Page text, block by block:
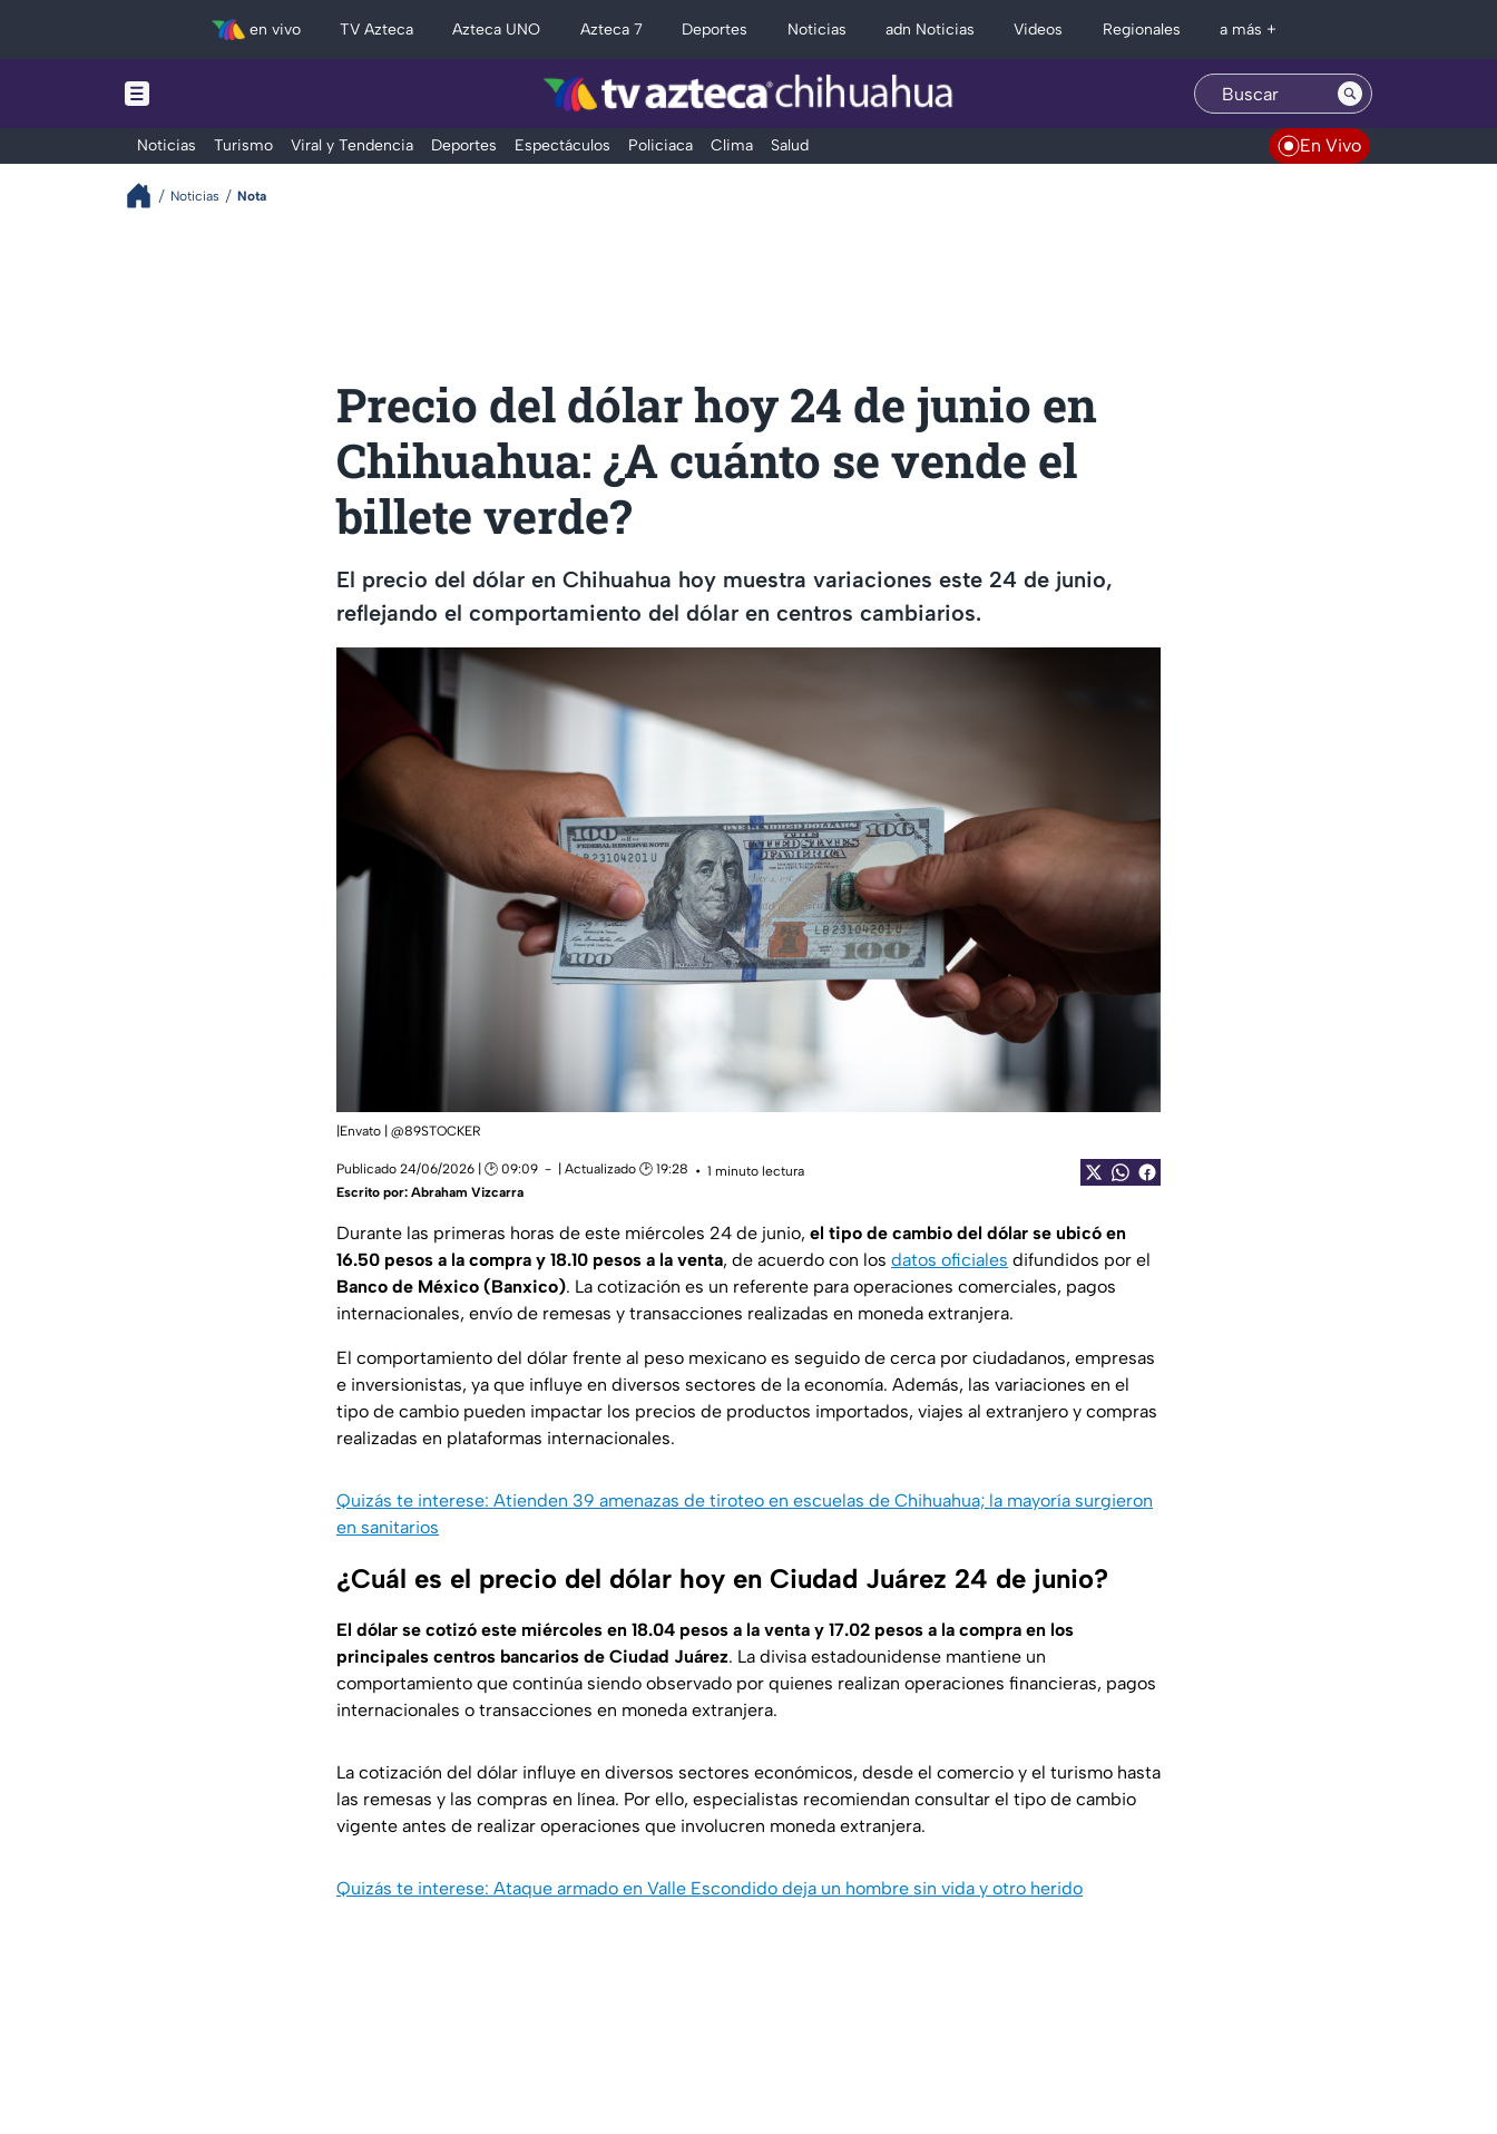
en vivo TV Azteca Azteca UNO Azteca 7 Deportes Noticias adn Noticias Videos Regionales a más +
Noticias Turismo Viral y Tendencia Deportes Espectáculos Policiaca Clima Salud En Vivo
Noticias Nota
Precio del dólar hoy 24 de junio en
Chihuahua: ¿A cuánto se vende el
billete verde?
El precio del dólar en Chihuahua hoy muestra variaciones este 24 de junio,
reflejando el comportamiento del dólar en centros cambiarios.
|Envato | @89STOCKER
Publicado 24/06/2026 | 🕑 09:09 | Actualizado 🕑 19:28
1 minuto lectura
Escrito por: Abraham Vizcarra
Durante las primeras horas de este miércoles 24 de junio, el tipo de cambio del dólar se ubicó en
16.50 pesos a la compra y 18.10 pesos a la venta, de acuerdo con los datos oficiales difundidos por el
Banco de México (Banxico). La cotización es un referente para operaciones comerciales, pagos
internacionales, envío de remesas y transacciones realizadas en moneda extranjera.
El comportamiento del dólar frente al peso mexicano es seguido de cerca por ciudadanos, empresas
e inversionistas, ya que influye en diversos sectores de la economía. Además, las variaciones en el
tipo de cambio pueden impactar los precios de productos importados, viajes al extranjero y compras
realizadas en plataformas internacionales.
Quizás te interese: Atienden 39 amenazas de tiroteo en escuelas de Chihuahua; la mayoría surgieron
en sanitarios
¿Cuál es el precio del dólar hoy en Ciudad Juárez 24 de junio?
El dólar se cotizó este miércoles en 18.04 pesos a la venta y 17.02 pesos a la compra en los
principales centros bancarios de Ciudad Juárez. La divisa estadounidense mantiene un
comportamiento que continúa siendo observado por quienes realizan operaciones financieras, pagos
internacionales o transacciones en moneda extranjera.
La cotización del dólar influye en diversos sectores económicos, desde el comercio y el turismo hasta
las remesas y las compras en línea. Por ello, especialistas recomiendan consultar el tipo de cambio
vigente antes de realizar operaciones que involucren moneda extranjera.
Quizás te interese: Ataque armado en Valle Escondido deja un hombre sin vida y otro herido